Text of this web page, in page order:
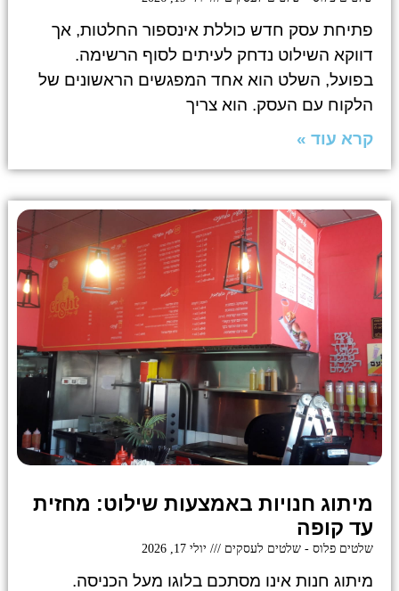
פתיחת עסק חדש כוללת אינספור החלטות, אך
דווקא השילוט נדחק לעיתים לסוף הרשימה.
בפועל, השלט הוא אחד המפגשים הראשונים של
הלקוח עם העסק. הוא צריך
קרא עוד »
מיתוג חנויות באמצעות שילוט: מחזית
עד קופה
שלטים פלוס - שלטים לעסקים יולי 17, 2026
מיתוג חנות אינו מסתכם בלוגו מעל הכניסה.